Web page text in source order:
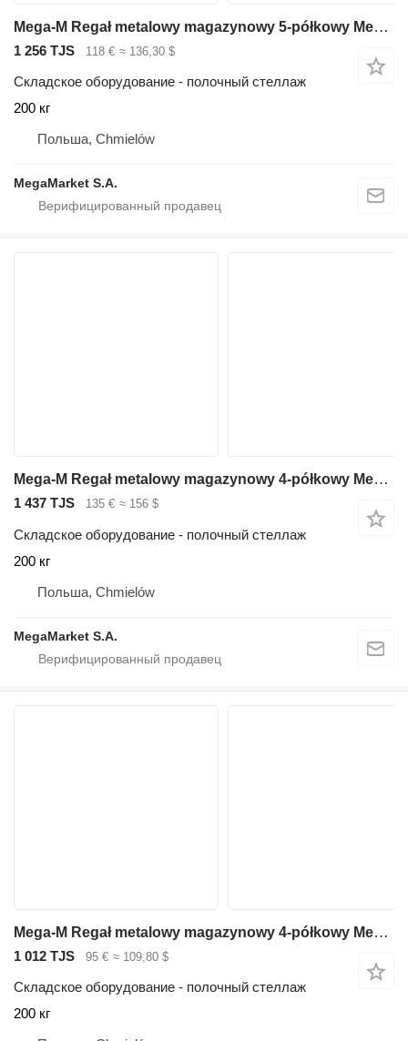
Mega-M Regał metalowy magazynowy 5-półkowy Mega-M FORTIS LIGHT H-200 cm
1 256 TJS 118 € ≈ 136,30 $
Складское оборудование - полочный стеллаж
200 кг
Польша, Chmielów
MegaMarket S.A.
Mega-M Regał metalowy magazynowy 4-półkowy Mega-M FORTIS LIGHT H-200cm
1 437 TJS 135 € ≈ 156 $
Складское оборудование - полочный стеллаж
200 кг
Польша, Chmielów
MegaMarket S.A.
Mega-M Regał metalowy magazynowy 4-półkowy Mega-M FORTIS LIGHT H-200 cm
1 012 TJS 95 € ≈ 109,80 $
Складское оборудование - полочный стеллаж
200 кг